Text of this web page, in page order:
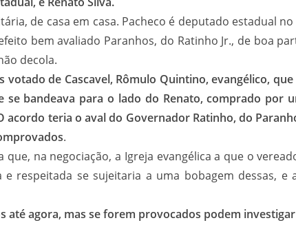
de casa em casa. Pacheco é deputado estadual
bem avaliado Paranhos, do Ratinho Jr., de boa
decola.
de Cascavel, Rômulo Quintino, evangélico,
bandeava para o lado do Renato, comprado por
acordo teria o aval do Governador Ratinho, do
.
na negociação, a Igreja evangélica a que o
respeitada se sujeitaria a uma bobagem dessas,
até agora, mas se forem provocados podem